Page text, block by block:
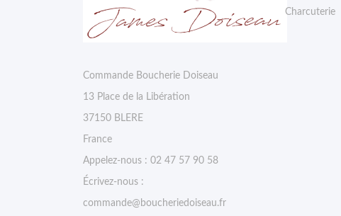
Commande Boucherie Doiseau
13 Place de la Libération
37150 BLERE
France
Appelez-nous : 02 47 57 90 58
Écrivez-nous :
commande@boucheriedoiseau.fr
Charcuterie